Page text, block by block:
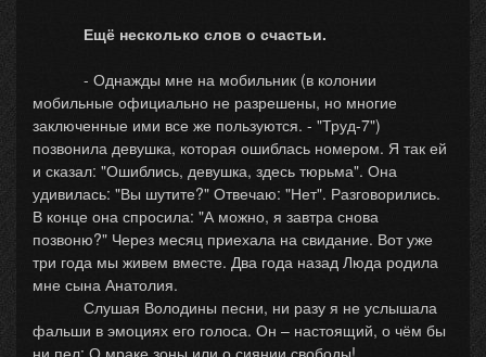
Ещё несколько слов о счастьи.
- Однажды мне на мобильник (в колонии
мобильные официально не разрешены, но многие
заключенные ими все же пользуются. - "Труд-7")
позвонила девушка, которая ошиблась номером. Я так ей
и сказал: "Ошиблись, девушка, здесь тюрьма". Она
удивилась: "Вы шутите?" Отвечаю: "Нет". Разговорились.
В конце она спросила: "А можно, я завтра снова
позвоню?" Через месяц приехала на свидание. Вот уже
три года мы живем вместе. Два года назад Люда родила
мне сына Анатолия.
Слушая Володины песни, ни разу я не услышала
фальши в эмоциях его голоса. Он – настоящий, о чём бы
ни пел: О мраке зоны или о сиянии свободы!